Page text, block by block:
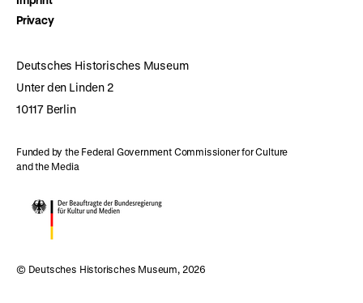
Privacy
Deutsches Historisches Museum
Unter den Linden 2
10117 Berlin
Funded by the Federal Government Commissioner for Culture
and the Media
© Deutsches Historisches Museum, 2026